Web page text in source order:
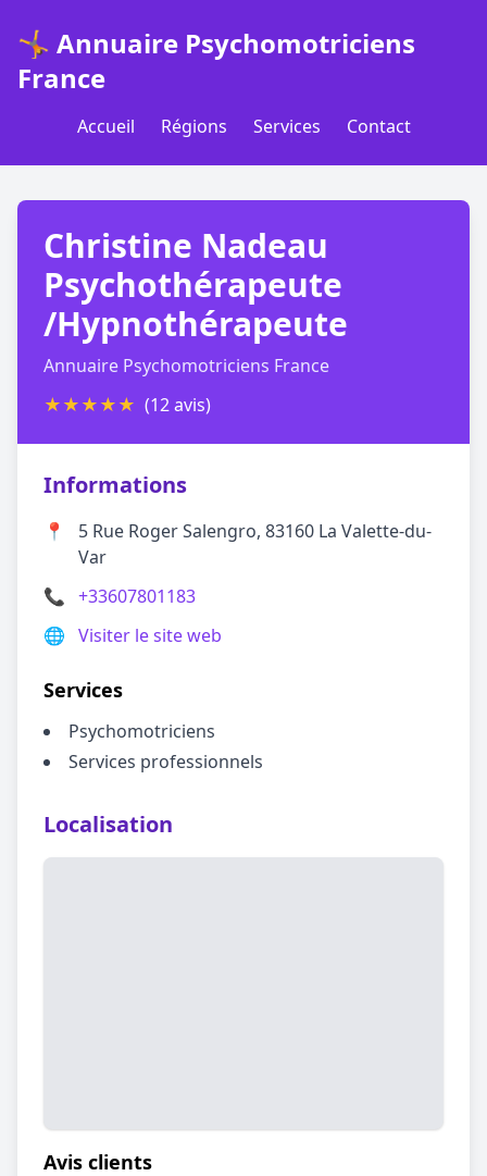
🤸 Annuaire Psychomotriciens
France
Accueil Régions Services Contact
Christine Nadeau
Psychothérapeute
/Hypnothérapeute
Annuaire Psychomotriciens France
★★★★★ (12 avis)
Informations
📍
5 Rue Roger Salengro, 83160 La Valette-du-
Var
📞 +33607801183
🌐 Visiter le site web
Services
Psychomotriciens
Services professionnels
Localisation
Avis clients